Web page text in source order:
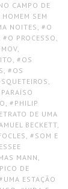
CAMPO DE
HOMEM SEM
NOITES , O
, O PROCESSO ,
,
, OS
, OS
,
PARAÍSO
, PHILIP
DE UMA
BECKETT,
, SOM E
MANN ,
DE
UMA ESTAÇÃO